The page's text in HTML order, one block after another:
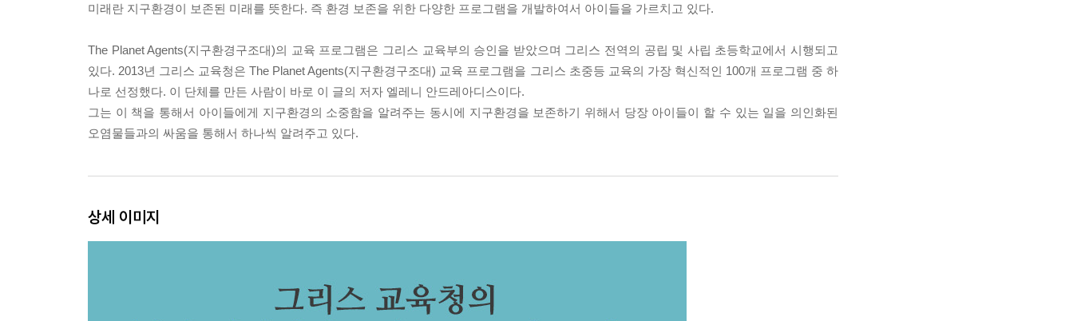
미래란 지구환경이 보존된 미래를 뜻한다. 즉 환경 보존을 위한 다양한 프로그램을 개발하여서 아이들을 가르치고 있다.
The Planet Agents(지구환경구조대)의 교육 프로그램은 그리스 교육부의 승인을 받았으며 그리스 전역의 공립 및 사립 초등학교에서 시행되고
있다. 2013년 그리스 교육청은 The Planet Agents(지구환경구조대) 교육 프로그램을 그리스 초중등 교육의 가장 혁신적인 100개 프로그램 중 하
나로 선정했다. 이 단체를 만든 사람이 바로 이 글의 저자 엘레니 안드레아디스이다.
그는 이 책을 통해서 아이들에게 지구환경의 소중함을 알려주는 동시에 지구환경을 보존하기 위해서 당장 아이들이 할 수 있는 일을 의인화된
오염물들과의 싸움을 통해서 하나씩 알려주고 있다.
상세 이미지